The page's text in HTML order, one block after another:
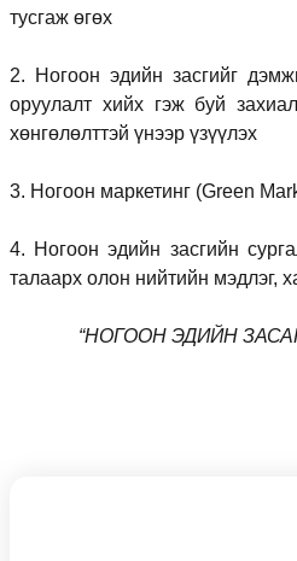
тусгаж өгөх
2. Ногоон эдийн засгийг
оруулалт хийх гэж буй
хөнгөлөлттэй үнээр үзүүлэх
3. Ногоон маркетинг (Green
4. Ногоон эдийн засгийн
талаарх олон нийтийн мэдлэг,
“НОГООН ЭДИЙН